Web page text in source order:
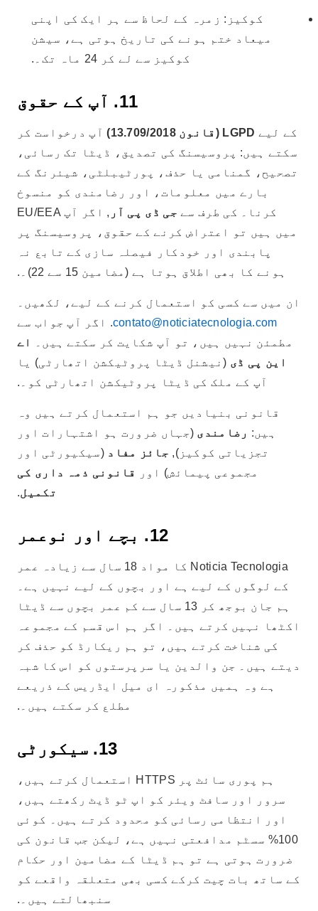
کوکیز: زمرہ کے لحاظ سے ہر ایک کی اپنی
میعاد ختم ہونے کی تاریخ ہوتی ہے، سیشن
کوکیز سے لے کر 24 ماہ تک۔.
11. آپ کے حقوق
کے لیے LGPD (قانون 13.709/2018)
آپ درخواست کر
سکتے ہیں: پروسیسنگ کی تصدیق، ڈیٹا تک رسائی،
تصحیح، گمنامی یا حذف، پورٹیبلٹی، شیئرنگ کے
بارے میں معلومات، اور رضامندی کو منسوخ
کرنا۔ کی طرف سے جی ڈی پی آر
, اگر آپ EU/EEA
میں ہیں تو اعتراض کرنے کے حقوق، پروسیسنگ پر
پابندی اور خودکار فیصلہ سازی کے تابع نہ
ہونے کا بھی اطلاق ہوتا ہے (مضامین 15 سے 22)۔.
ان میں سے کسی کو استعمال کرنے کے لیے، لکھیں۔
contato@noticiatecnologia.com. اگر آپ جواب سے
مطمئن نہیں ہیں، تو آپ شکایت کر سکتے ہیں۔
اے
این پی ڈی (نیشنل ڈیٹا پروٹیکشن اتھارٹی) یا
آپ کے ملک کی ڈیٹا پروٹیکشن اتھارٹی کو۔.
قانونی بنیادیں جو ہم استعمال کرتے ہیں وہ
ہیں: رضامندی (جہاں ضرورت ہو اشتہارات اور
تجزیاتی کوکیز), جائز مفاد (سیکیورٹی اور
مجموعی پیمائش) اور
قانونی ذمہ داری کی
تکمیل.
12. بچے اور نوعمر
Noticia Tecnologia کا مواد 18 سال سے زیادہ عمر
کے لوگوں کے لیے ہے اور بچوں کے لیے نہیں ہے۔
ہم جان بوجھ کر 13 سال سے کم عمر بچوں سے ڈیٹا
اکٹھا نہیں کرتے ہیں۔ اگر ہم اس قسم کے مجموعہ
کی شناخت کرتے ہیں، تو ہم ریکارڈ کو حذف کر
دیتے ہیں۔ جن والدین یا سرپرستوں کو اس کا شبہ
ہے وہ ہمیں مذکورہ ای میل ایڈریس کے ذریعے
مطلع کر سکتے ہیں۔.
13. سیکورٹی
ہم پوری سائٹ پر HTTPS استعمال کرتے ہیں،
سرور اور سافٹ ویئر کو اپ ٹو ڈیٹ رکھتے ہیں،
اور انتظامی رسائی کو محدود کرتے ہیں۔ کوئی
100% سسٹم مدافعتی نہیں ہے، لیکن جب قانون کی
ضرورت ہوتی ہے تو ہم ڈیٹا کے مضامین اور حکام
کے ساتھ بات چیت کرکے کسی بھی متعلقہ واقعے کو
سنبھالتے ہیں۔.